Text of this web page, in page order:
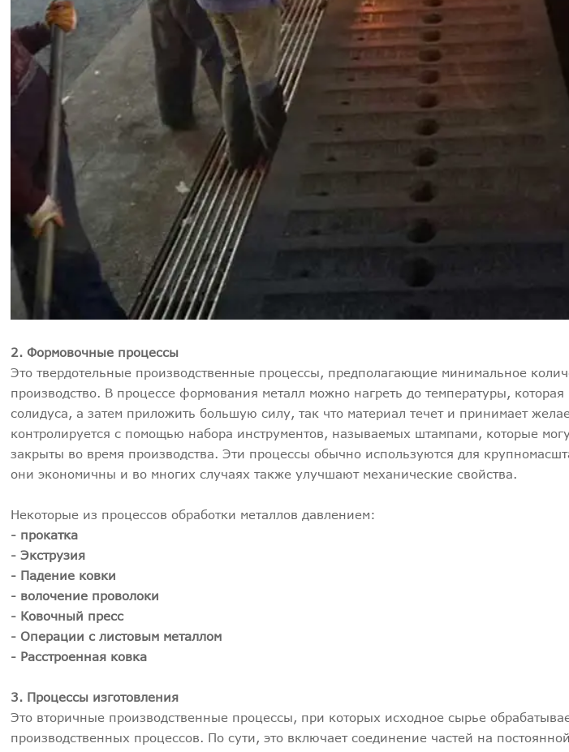
2. Формовочные процессы
Это твердотельные производственные процессы, предполагающие минимальное
производство. В процессе формования металл можно нагреть до температуры,
солидуса, а затем приложить большую силу, так что материал течет и принимает
контролируется с помощью набора инструментов, называемых штампами, которые
закрыты во время производства. Эти процессы обычно используются для
они экономичны и во многих случаях также улучшают механические свойства.
Некоторые из процессов обработки металлов давлением:
- прокатка
- Экструзия
- Падение ковки
- волочение проволоки
- Ковочный пресс
- Операции с листовым металлом
- Расстроенная ковка
3. Процессы изготовления
Это вторичные производственные процессы, при которых исходное сырье
производственных процессов. По сути, это включает соединение частей на